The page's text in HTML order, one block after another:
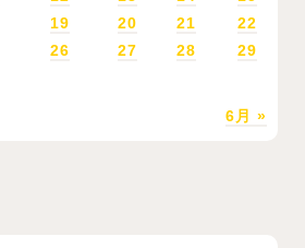
6月 »
19 20 21
22
26 27 28
29